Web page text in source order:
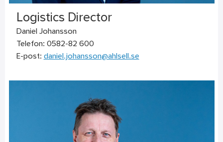
Logistics Director
Daniel Johansson
Telefon: 0582-82 600
E-post: daniel.johansson@ahlsell.se